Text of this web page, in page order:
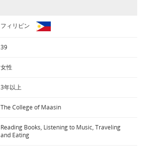
フィリピン
39
女性
3年以上
The College of Maasin
Reading Books, Listening to Music, Traveling
and Eating